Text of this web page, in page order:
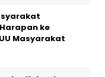
ke
Masyarakat